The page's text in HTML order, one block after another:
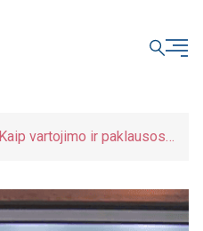
Kaip vartojimo ir paklausos
UŽDARYTI